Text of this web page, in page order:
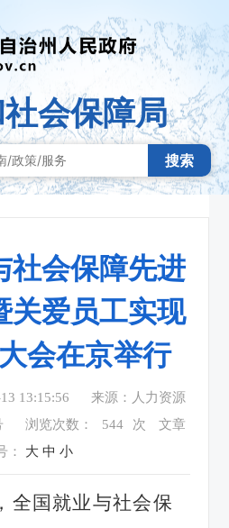
会保障局
搜索
社会保障先进
关爱员工实现
会在京举行
13:15:56
来源：人力资源
浏览次数： 544 次
文章
： 大 中 小
全国就业与社会保